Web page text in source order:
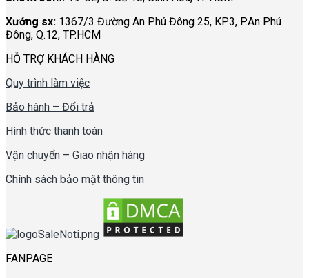
Xưởng sx: 1367/3 Đường An Phú Đông 25, KP3, P.An Phú
Đông, Q.12, TP.HCM
HỖ TRỢ KHÁCH HÀNG
Quy trình làm việc
Bảo hành – Đổi trả
Hình thức thanh toán
Vận chuyển – Giao nhận hàng
Chính sách bảo mật thông tin
FANPAGE